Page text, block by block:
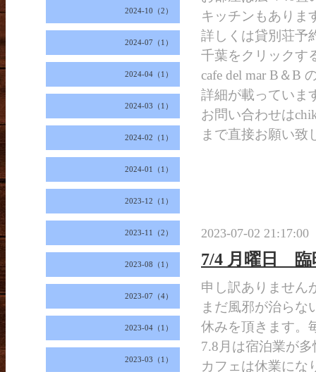
2024-10（2）
2024-07（1）
2024-04（1）
2024-03（1）
2024-02（1）
2024-01（1）
2023-12（1）
2023-11（2）
2023-08（1）
2023-07（4）
2023-04（1）
2023-03（1）
キッチンもありま
詳しくは貸別荘予
千葉をクリックす
cafe del mar B＆B
詳細が載っていま
お問い合わせは
まで直接お願い致
2023-07-02 21:17:00
7/4 月曜日 臨
申し訳ありません
まだ風邪が治らな
休みを頂きます。
7.8月は宿泊業が
カフェは休業にな